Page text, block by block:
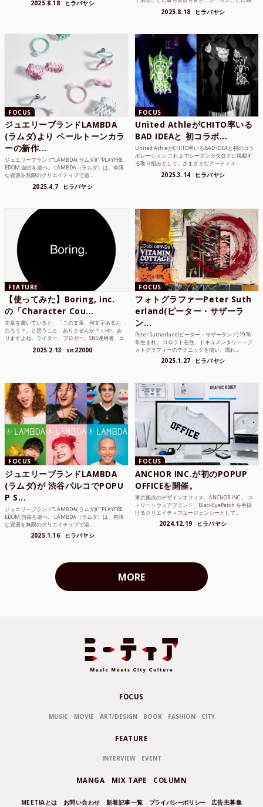
2025.8.18 ヒラバヤシ
2025.8.18 ヒラバヤシ
FOCUS
ジュエリーブランドLAMBDA
(ラムダ)より ペールトーンカラ
ーの新作...
ジュエリーブランド“LAMBDA( ラムダ))” “PLAYFRE
EDOM 自由を遊べ。 LAMBDA（ラムダ）は、有限
な資源を無限のクリエイティブで追...
2025.4.7 ヒラバヤシ
FOCUS
United AthleがCHITO率いる
BAD IDEAと 初コラボ...
United AthleがCHITO率いるBAD IDEAと初のコラ
ボレーション これまでシーズンカタログに掲載す
る取り組みとして、さまざまなアーティス...
2025.3.14 ヒラバヤシ
FEATURE
【使ってみた】Boring, inc.
の「Character Cou...
文章を書いていると、「この文章、何文字あるん
だろう？」と思うこと、ありませんか？ いや、あ
りますよね。ライター、ブロガー、SNS運用者、エ
2025.2.13 sn22000
FOCUS
フォトグラファーPeter Suth
erland(ピーター・サザーラ
ン...
Peter Sutherland(ピーター・サザーランド) 1976
年生まれ。 コロラド在住。ドキュメンタリー・フ
ォトグラフィーのテクニックを使い、隠れ...
2025.1.27 ヒラバヤシ
FOCUS
ジュエリーブランドLAMBDA
(ラムダ)が 渋谷パルコでPOPU
P S...
ジュエリーブランド“LAMBDA( ラムダ))” “PLAYFRE
EDOM 自由を遊べ。 LAMBDA（ラムダ）は、有限
な資源を無限のクリエイティブで追...
2025.1.16 ヒラバヤシ
FOCUS
ANCHOR INC.が初のPOPUP
OFFICEを開催。
東京拠点のデザインオフィス、ANCHOR INC.。 ス
トリートウェアブランド、BlackEyePatch を手掛
けるクリエイティブエージェンシーとして...
2024.12.19 ヒラバヤシ
MORE
FOCUS
MUSIC MOVIE ART/DESIGN BOOK FASHION CITY
FEATURE
INTERVIEW EVENT
MANGA MIX TAPE COLUMN
MEETIAとは お問い合わせ 新着記事一覧 プライバシーポリシー 広告主募集